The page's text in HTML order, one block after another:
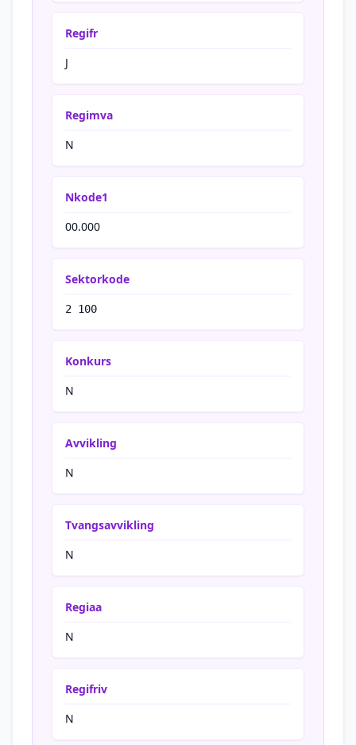
Regifr
J
Regimva
N
Nkode1
00.000
Sektorkode
2 100
Konkurs
N
Avvikling
N
Tvangsavvikling
N
Regiaa
N
Regifriv
N